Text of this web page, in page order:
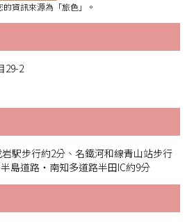
資訊來源為「旅色」。
29-2
駅步行約2分、名鐵河和線青山站步行
島道路・南知多道路半田IC約9分